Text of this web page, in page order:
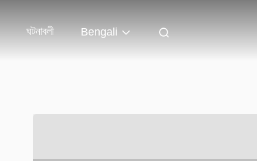
ঘটনাবলী Bengali